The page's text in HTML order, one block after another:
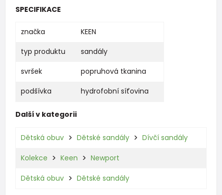
SPECIFIKACE
značka
KEEN
typ produktu
sandály
svršek
popruhová tkanina
podšívka
hydrofobní síťovina
Další v kategorii
Dětská obuv Dětské sandály Dívčí sandály
Kolekce Keen Newport
Dětská obuv Dětské sandály